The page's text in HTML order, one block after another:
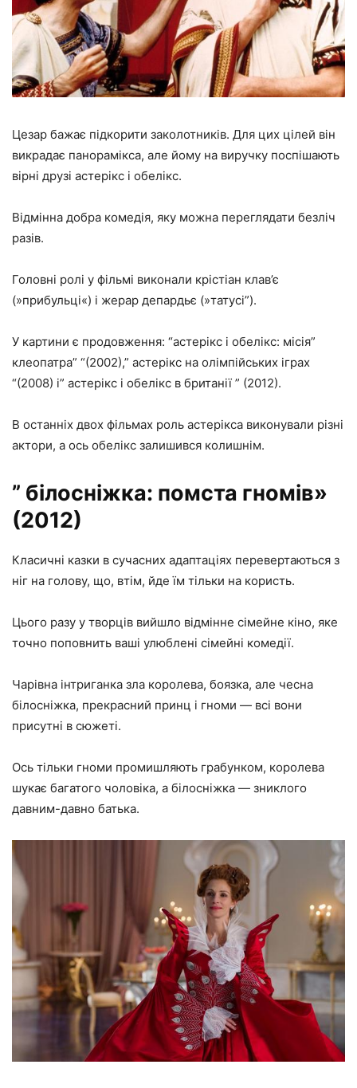
Цезар бажає підкорити заколотників. Для цих цілей він
викрадає панорамікса, але йому на виручку поспішають
вірні друзі астерікс і обелікс.
Відмінна добра комедія, яку можна переглядати безліч
разів.
Головні ролі у фільмі виконали крістіан клав’є
(»прибульці«) і жерар депардьє (»татусі”).
У картини є продовження: “астерікс і обелікс: місія”
клеопатра” “(2002),” астерікс на олімпійських іграх
“(2008) і” астерікс і обелікс в британії ” (2012).
В останніх двох фільмах роль астерікса виконували різні
актори, а ось обелікс залишився колишнім.
” білосніжка: помста гномів»
(2012)
Класичні казки в сучасних адаптаціях перевертаються з
ніг на голову, що, втім, йде їм тільки на користь.
Цього разу у творців вийшло відмінне сімейне кіно, яке
точно поповнить ваші улюблені сімейні комедії.
Чарівна інтриганка зла королева, боязка, але чесна
білосніжка, прекрасний принц і гноми — всі вони
присутні в сюжеті.
Ось тільки гноми промишляють грабунком, королева
шукає багатого чоловіка, а білосніжка — зниклого
давним-давно батька.